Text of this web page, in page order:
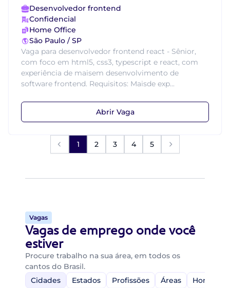
Desenvolvedor frontend
Confidencial
Home Office
São Paulo / SP
Vaga para desenvolvedor frontend react - Sênior,
com foco em html5, css3, typescript e react, com
experiência de maisem desenvolvimento de
software frontend. Requisitos: Maisde exp...
Abrir Vaga
1 2 3 4 5
Vagas
Vagas de emprego onde você
estiver
Procure trabalho na sua área, em todos os
cantos do Brasil.
Cidades
Estados Profissões Áreas Home-